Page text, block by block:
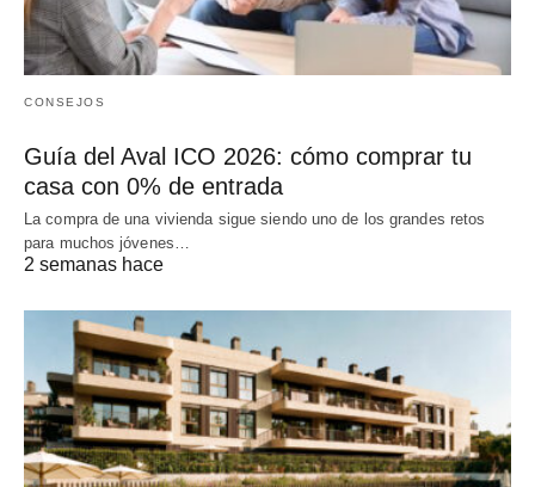
CONSEJOS
Guía del Aval ICO 2026: cómo comprar tu
casa con 0% de entrada
La compra de una vivienda sigue siendo uno de los grandes retos
para muchos jóvenes…
2 semanas hace